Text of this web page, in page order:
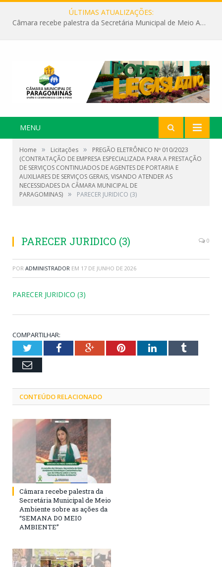
ÚLTIMAS ATUALIZAÇÕES:
Câmara recebe palestra da Secretária Municipal de Meio Ambiente sobre as ações da “SEMANA DO MEIO AMBIENTE”
MENU
Home » Licitações »
PREGÃO ELETRÔNICO Nº 010/2023
(CONTRATAÇÃO DE EMPRESA ESPECIALIZADA PARA A PRESTAÇÃO
DE SERVIÇOS CONTINUADOS DE AGENTES DE PORTARIA E
AUXILIARES DE SERVIÇOS GERAIS, VISANDO ATENDER AS
NECESSIDADES DA CÂMARA MUNICIPAL DE
PARAGOMINAS) » PARECER JURIDICO (3)
PARECER JURIDICO (3) 0
POR ADMINISTRADOR EM 17 DE JUNHO DE 2026
PARECER JURIDICO (3)
COMPARTILHAR:
TwitterFacebookGoogle+PinterestLinkedInTumblr
Email
CONTEÚDO RELACIONADO
Câmara recebe palestra da
Secretária Municipal de Meio
Ambiente sobre as ações da
“SEMANA DO MEIO
AMBIENTE”